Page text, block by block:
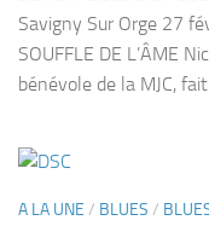
Savigny Sur Orge 27
SOUFFLE DE L’ÂME
bénévole de la MJC, fait
A LA UNE / BLUES /